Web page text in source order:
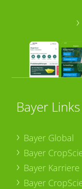
Bayer Links
Bayer Global
Bayer
Bayer Karriere
Bayer